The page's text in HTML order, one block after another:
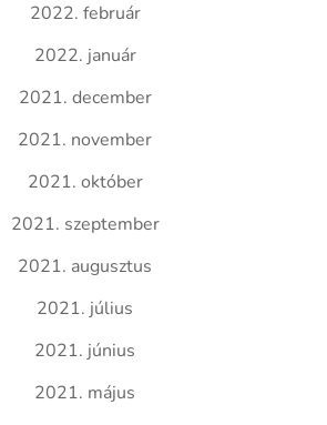
2022. február
2022. január
2021. december
2021. november
2021. október
2021. szeptember
2021. augusztus
2021. július
2021. június
2021. május